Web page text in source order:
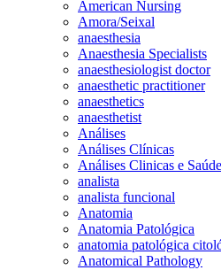
American Nursing
Amora/Seixal
anaesthesia
Anaesthesia Specialists
anaesthesiologist doctor
anaesthetic practitioner
anaesthetics
anaesthetist
Análises
Análises Clínicas
Análises Clinicas e
analista
analista funcional
Anatomia
Anatomia Patológica
anatomia patológica
Anatomical Pathology